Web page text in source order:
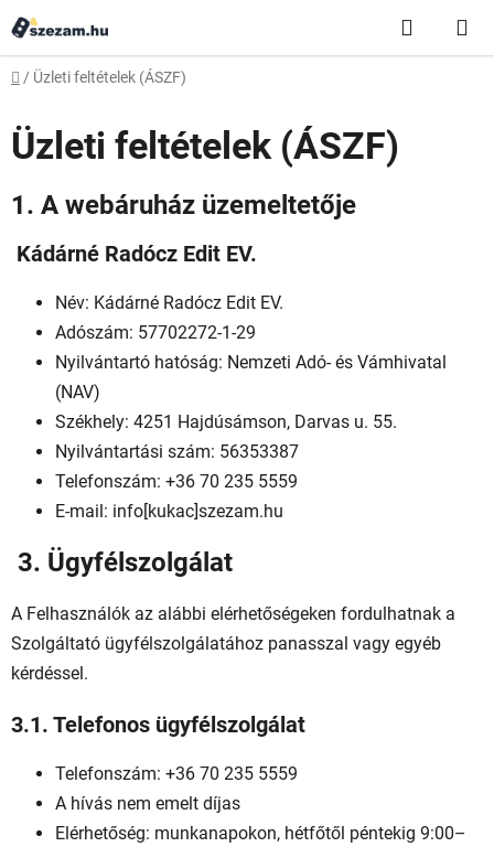
fő
tartalomhoz
Keresés
Kezdőlap
/ Üzleti feltételek (ÁSZF)
Üzleti feltételek (ÁSZF)
1. A webáruház üzemeltetője
Kádárné Radócz Edit EV.
Név: Kádárné Radócz Edit EV.
Adószám: 57702272-1-29
Nyilvántartó hatóság: Nemzeti Adó- és Vámhivatal
(NAV)
Székhely: 4251 Hajdúsámson, Darvas u. 55.
Nyilvántartási szám: 56353387
Telefonszám: +36 70 235 5559
E-mail: info[kukac]szezam.hu
3. Ügyfélszolgálat
A Felhasználók az alábbi elérhetőségeken fordulhatnak a
Szolgáltató ügyfélszolgálatához panasszal vagy egyéb
kérdéssel.
3.1. Telefonos ügyfélszolgálat
Telefonszám: +36 70 235 5559
A hívás nem emelt díjas
Elérhetőség: munkanapokon, hétfőtől péntekig 9:00–